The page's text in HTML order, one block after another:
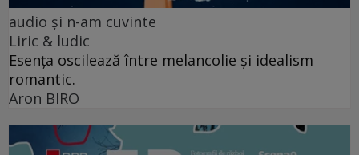
audio şi n-am cuvinte
Liric & ludic
Esența oscilează între melancolie și idealism
romantic.
Aron BIRO